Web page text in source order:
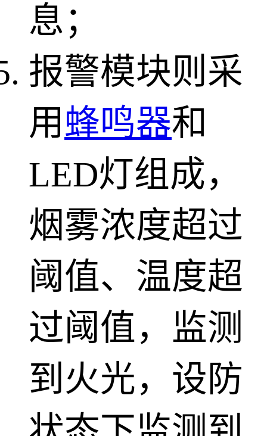
息；
报警模块则采
用蜂鸣器和
LED灯组成，
烟雾浓度超过
阈值、温度超
过阈值，监测
到火光，设防